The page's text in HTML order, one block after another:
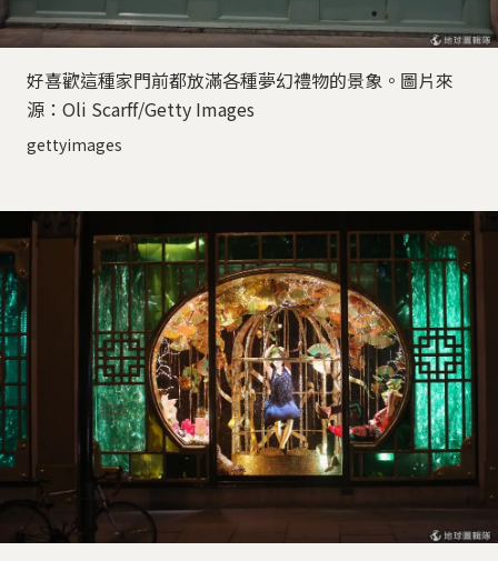
好喜歡這種家門前都放滿各種夢幻禮物的景象。圖片來
源：Oli Scarff/Getty Images
gettyimages